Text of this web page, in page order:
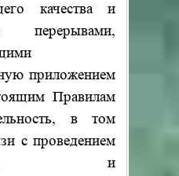
качества и
приложением
Правилам
в том
с проведением
и